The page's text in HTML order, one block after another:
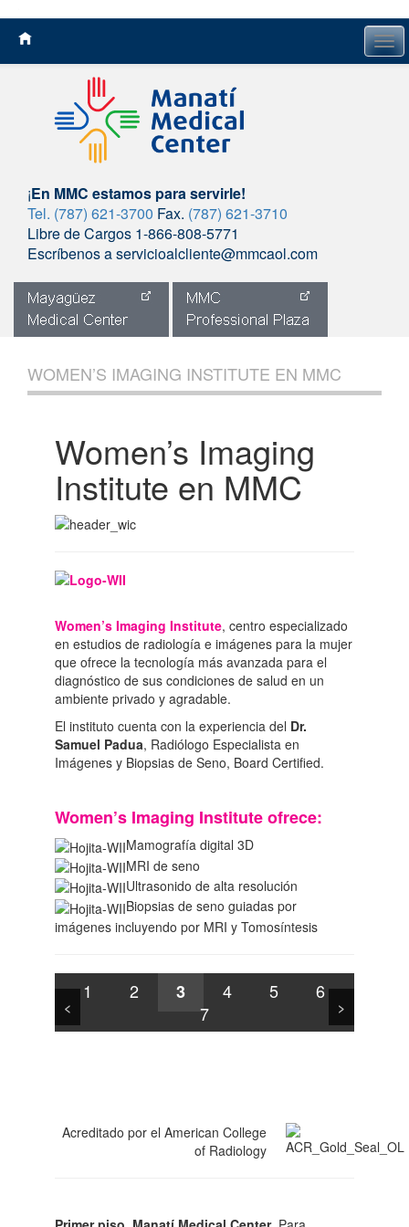
¡En MMC estamos para servirle!
Tel. (787) 621-3700 Fax. (787) 621-3710
Libre de Cargos 1-866-808-5771
Escríbenos a servicioalcliente@mmcaol.com
content
WOMEN’S IMAGING INSTITUTE EN MMC
Women’s Imaging
Institute en MMC
Women’s Imaging Institute, centro especializado
en estudios de radiología e imágenes para la mujer
que ofrece la tecnología más avanzada para el
diagnóstico de sus condiciones de salud en un
ambiente privado y agradable.
El instituto cuenta con la experiencia del Dr.
Samuel Padua, Radiólogo Especialista en
Imágenes y Biopsias de Seno, Board Certified.
Women’s Imaging Institute ofrece:
Mamografía digital 3D
MRI de seno
Ultrasonido de alta resolución
Biopsias de seno guiadas por
imágenes incluyendo por MRI y Tomosíntesis
< >
1 2 3 4 5
6
7
Acreditado por el American College
of Radiology